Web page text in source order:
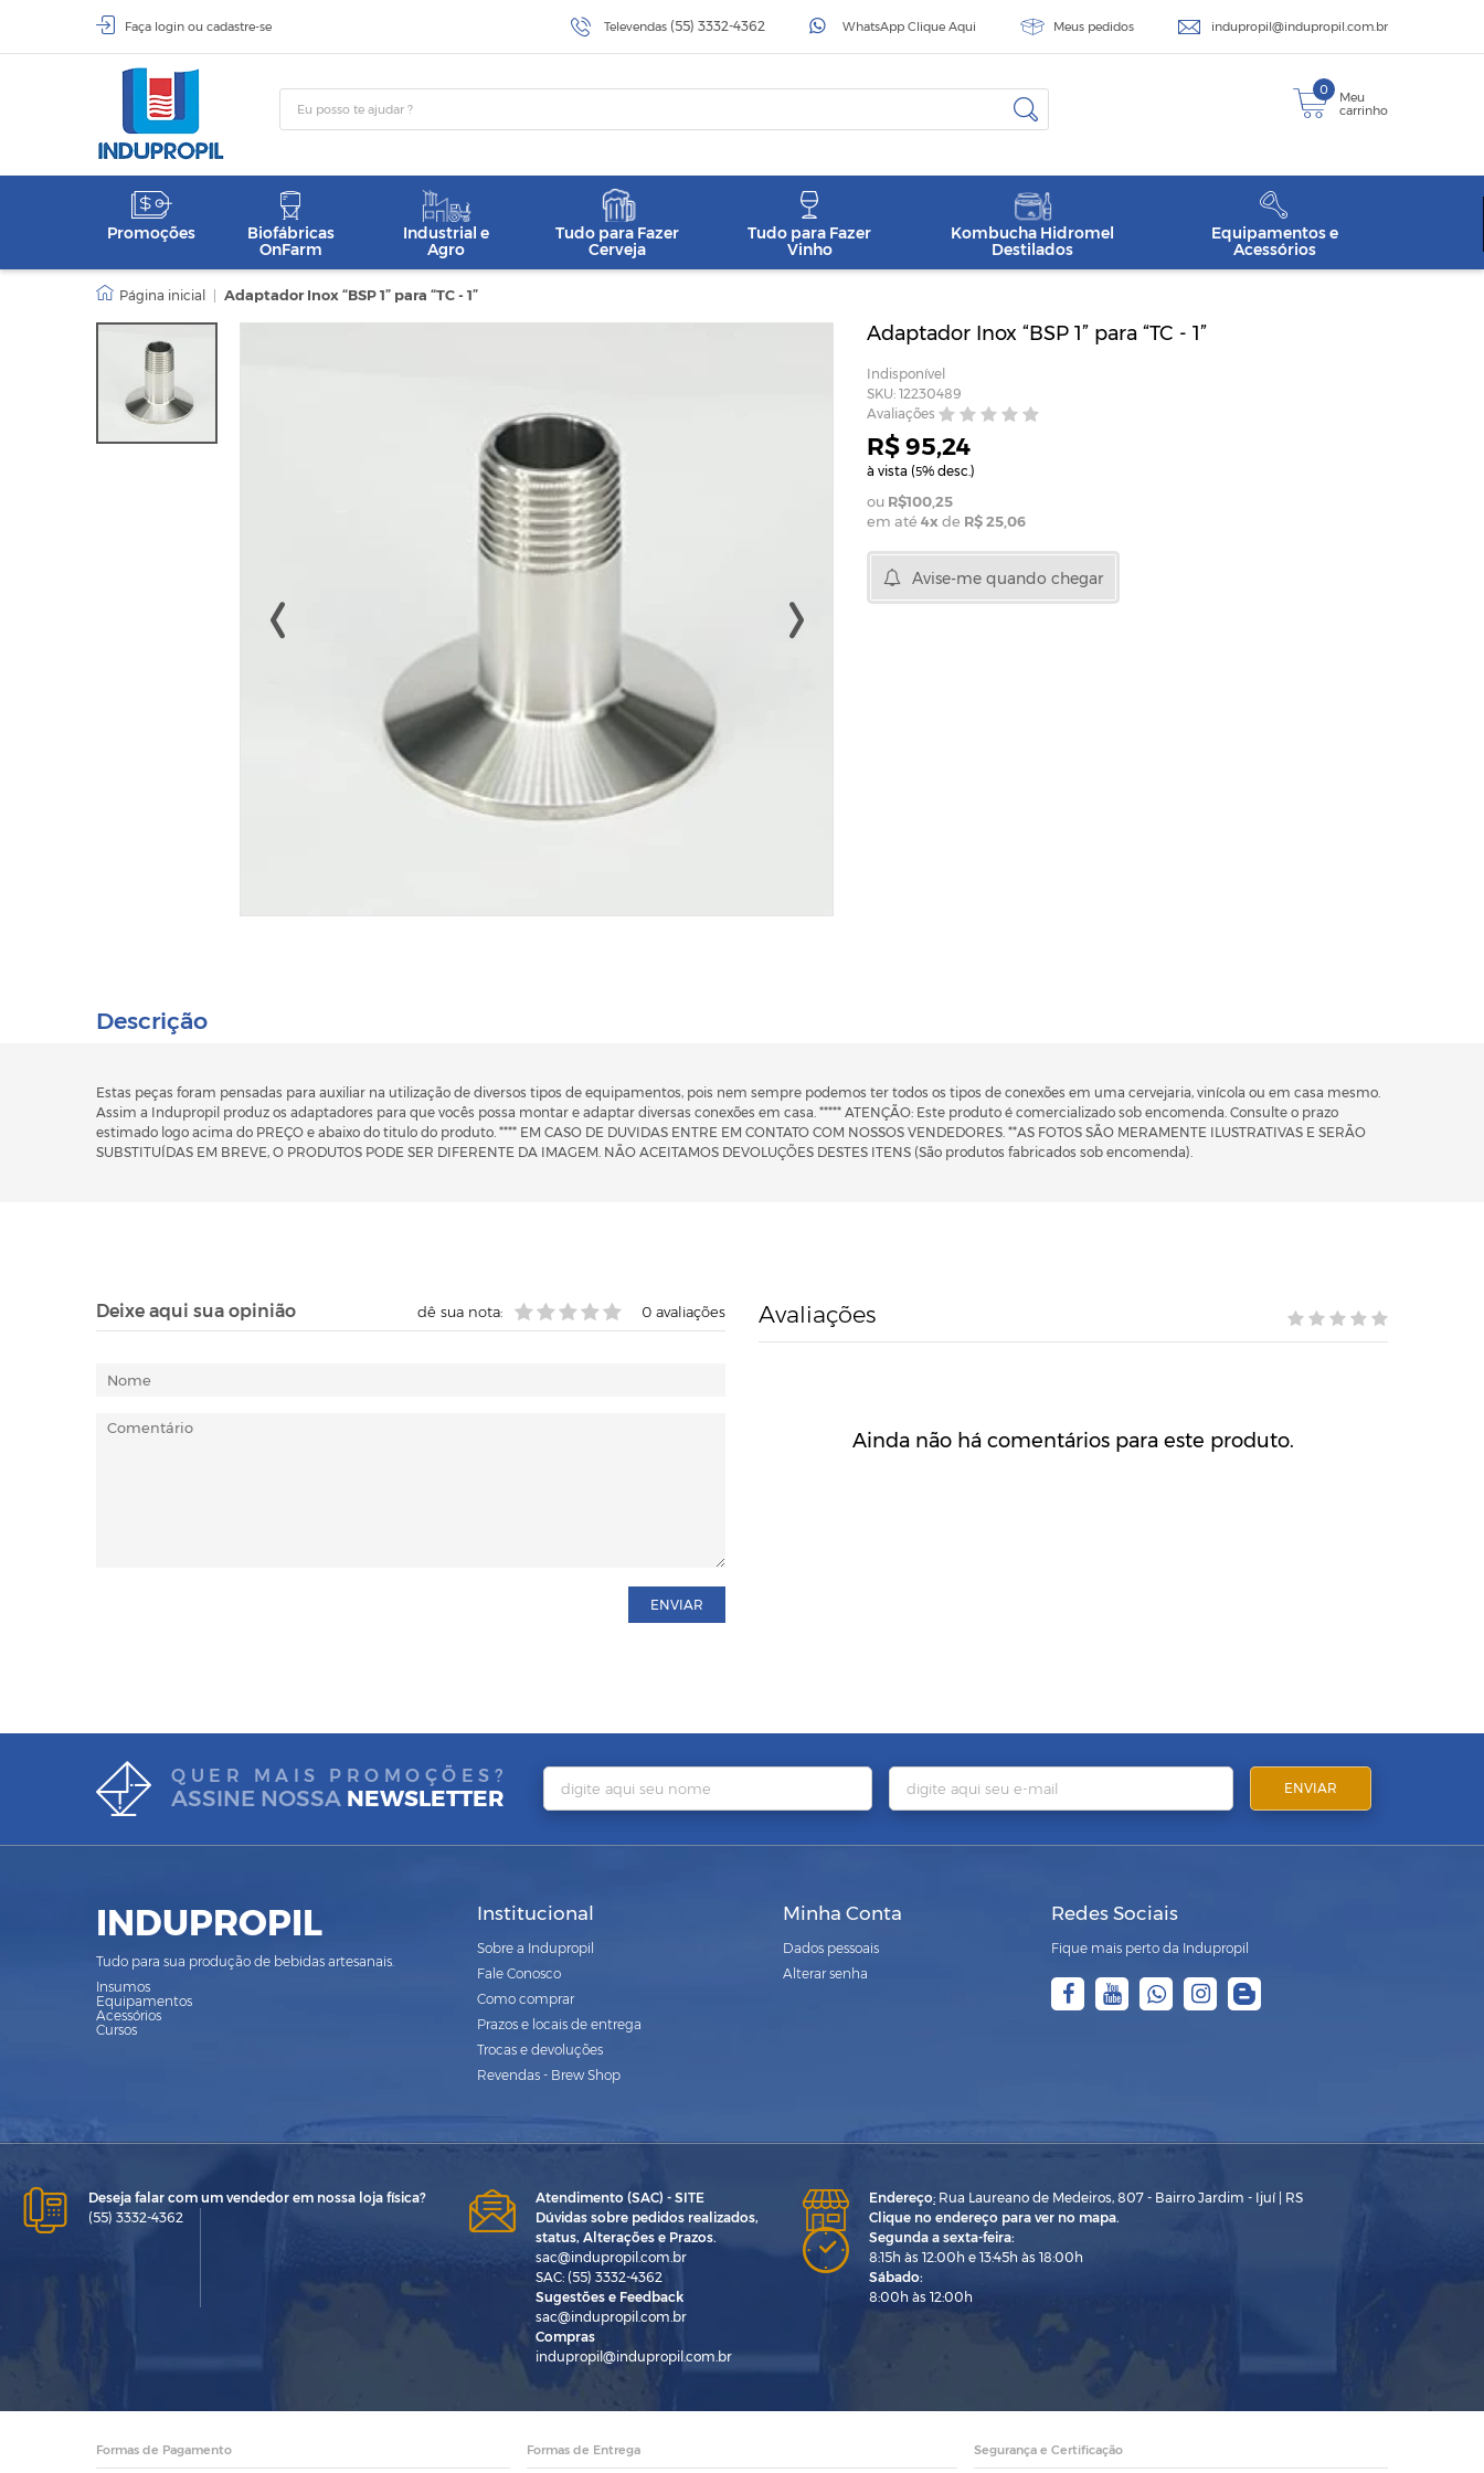
Faça login ou cadastre-se Televendas (55) 3332-4362 WhatsApp Clique Aqui Meus pedidos indupropil@indupropil.com.br
0
Meu
carrinho
Promoções
Biofábricas
OnFarm
Industrial e
Agro
Tudo para Fazer
Cerveja
Tudo para Fazer
Vinho
Kombucha Hidromel
Destilados
Equipamentos e
Acessórios
Adaptador Inox “BSP 1” para “TC - 1”
Adaptador Inox “BSP 1” para “TC - 1”
Indisponível
SKU: 12230489
Avaliações
R$ 95,24
à vista (5% desc.)
R$100,25
em até 4x de R$ 25,06
Avise-me quando chegar
Descrição
Estas peças foram pensadas para auxiliar na utilização de diversos tipos de equipamentos, pois nem sempre podemos ter todos os tipos de conexões em uma cervejaria, vinícola ou em casa mesmo.
Assim a Indupropil produz os adaptadores para que vocês possa montar e adaptar diversas conexões em casa. ***** ATENÇÃO: Este produto é comercializado sob encomenda. Consulte o prazo
estimado logo acima do PREÇO e abaixo do titulo do produto. **** EM CASO DE DUVIDAS ENTRE EM CONTATO COM NOSSOS VENDEDORES. **AS FOTOS SÃO MERAMENTE ILUSTRATIVAS E SERÃO
SUBSTITUÍDAS EM BREVE, O PRODUTOS PODE SER DIFERENTE DA IMAGEM. NÃO ACEITAMOS DEVOLUÇÕES DESTES ITENS (São produtos fabricados sob encomenda).
Deixe aqui sua opinião 0 avaliações
dê sua nota:
ENVIAR
Avaliações
Ainda não há comentários para este produto.
QUER MAIS PROMOÇÕES?
ASSINE NOSSA NEWSLETTER
INDUPROPIL
Tudo para sua produção de bebidas artesanais.
Insumos
Equipamentos
Acessórios
Cursos
Institucional
Sobre a Indupropil
Fale Conosco
Como comprar
Prazos e locais de entrega
Trocas e devoluções
Revendas - Brew Shop
Minha Conta
Dados pessoais
Alterar senha
Redes Sociais
Fique mais perto da Indupropil
Deseja falar com um vendedor em nossa loja física?
(55) 3332-4362
Atendimento (SAC) - SITE
Dúvidas sobre pedidos realizados,
status, Alterações e Prazos.
sac@indupropil.com.br
SAC: (55) 3332-4362
Sugestões e Feedback
sac@indupropil.com.br
Compras
indupropil@indupropil.com.br
Endereço: Rua Laureano de Medeiros, 807 - Bairro Jardim - Ijuí | RS
Clique no endereço para ver no mapa.
Segunda a sexta-feira:
8:15h às 12:00h e 13:45h às 18:00h
Sábado:
8:00h às 12:00h
Formas de Pagamento Formas de Entrega Segurança e Certificação